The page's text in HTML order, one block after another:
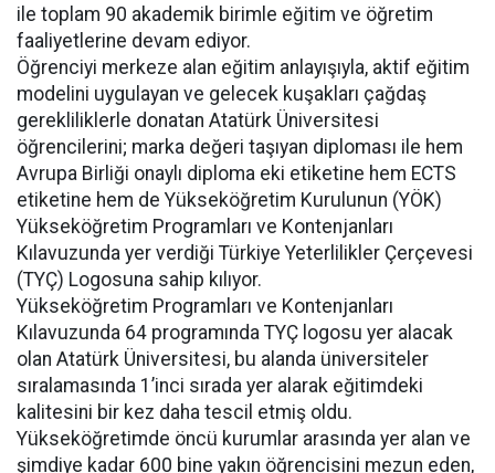
ile toplam 90 akademik birimle eğitim ve öğretim
faaliyetlerine devam ediyor.
Öğrenciyi merkeze alan eğitim anlayışıyla, aktif eğitim
modelini uygulayan ve gelecek kuşakları çağdaş
gerekliliklerle donatan Atatürk Üniversitesi
öğrencilerini; marka değeri taşıyan diploması ile hem
Avrupa Birliği onaylı diploma eki etiketine hem ECTS
etiketine hem de Yükseköğretim Kurulunun (YÖK)
Yükseköğretim Programları ve Kontenjanları
Kılavuzunda yer verdiği Türkiye Yeterlilikler Çerçevesi
(TYÇ) Logosuna sahip kılıyor.
Yükseköğretim Programları ve Kontenjanları
Kılavuzunda 64 programında TYÇ logosu yer alacak
olan Atatürk Üniversitesi, bu alanda üniversiteler
sıralamasında 1’inci sırada yer alarak eğitimdeki
kalitesini bir kez daha tescil etmiş oldu.
Yükseköğretimde öncü kurumlar arasında yer alan ve
şimdiye kadar 600 bine yakın öğrencisini mezun eden,